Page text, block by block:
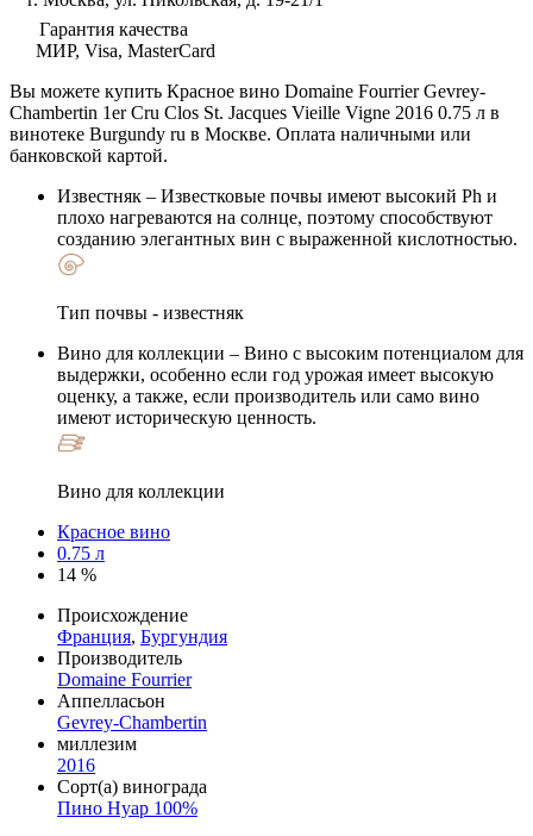
Гарантия качества
МИР, Visa, MasterCard
Вы можете купить Красное вино Domaine Fourrier Gevrey-
Chambertin 1er Cru Clos St. Jacques Vieille Vigne 2016 0.75 л в
винотеке Burgundy ru в Москве. Оплата наличными или
банковской картой.
Известняк – Известковые почвы имеют высокий Ph и
плохо нагреваются на солнце, поэтому способствуют
созданию элегантных вин с выраженной кислотностью.
Тип почвы - известняк
Вино для коллекции – Вино с высоким потенциалом для
выдержки, особенно если год урожая имеет высокую
оценку, а также, если производитель или само вино
имеют историческую ценность.
Вино для коллекции
Красное вино
0.75 л
14 %
Происхождение
Франция, Бургундия
Производитель
Domaine Fourrier
Аппелласьон
Gevrey-Chambertin
миллезим
2016
Сорт(а) винограда
Пино Нуар 100%